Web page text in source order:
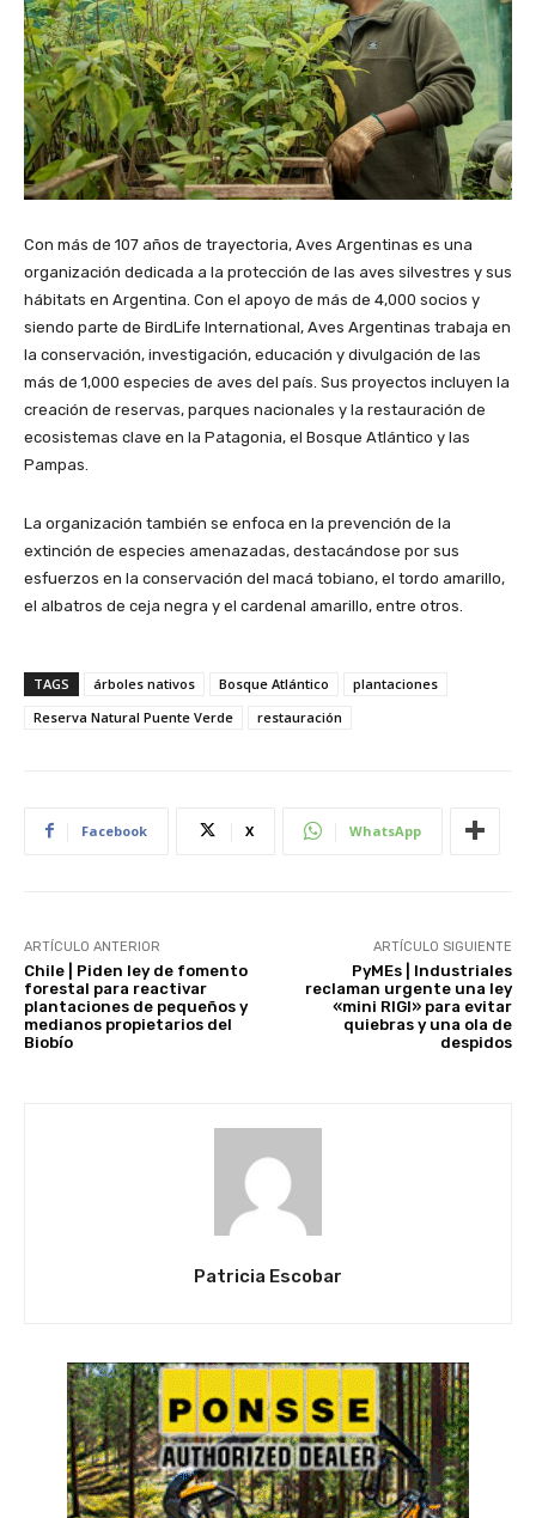
Con más de 107 años de trayectoria, Aves Argentinas es una
organización dedicada a la protección de las aves silvestres y sus
hábitats en Argentina. Con el apoyo de más de 4,000 socios y
siendo parte de BirdLife International, Aves Argentinas trabaja en
la conservación, investigación, educación y divulgación de las
más de 1,000 especies de aves del país. Sus proyectos incluyen la
creación de reservas, parques nacionales y la restauración de
ecosistemas clave en la Patagonia, el Bosque Atlántico y las
Pampas.
La organización también se enfoca en la prevención de la
extinción de especies amenazadas, destacándose por sus
esfuerzos en la conservación del macá tobiano, el tordo amarillo,
el albatros de ceja negra y el cardenal amarillo, entre otros.
TAGS árboles nativos Bosque Atlántico
plantaciones
Reserva Natural Puente Verde
restauración
Facebook X WhatsApp
ARTÍCULO ANTERIOR
Chile | Piden ley de fomento
forestal para reactivar
plantaciones de pequeños y
medianos propietarios del
Biobío
ARTÍCULO SIGUIENTE
PyMEs | Industriales
reclaman urgente una ley
«mini RIGI» para evitar
quiebras y una ola de
despidos
Patricia Escobar